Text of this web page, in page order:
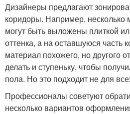
Дизайнеры предлагают
коридоры. Например, несколько
могут быть выложены плиткой
оттенка, а на оставшуюся часть
материал похожего, но другого
делать и ступеньку, чтобы
пола. Но это подходит не для
Профессионалы советуют
несколько вариантов